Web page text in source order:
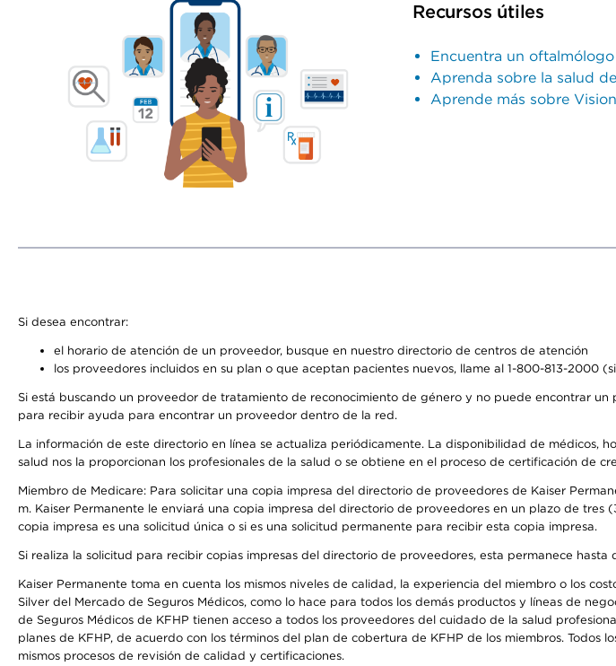
Recursos útiles
Encuentra un
Aprenda sobre la salud
Aprende más sobre
Si desea encontrar:
el horario de atención de un proveedor, busque en nuestro directorio de centros de atención
los proveedores incluidos en su plan o que aceptan pacientes nuevos, llame al 1-800-813-2000
Si está buscando un proveedor de tratamiento de reconocimiento de género y no puede encontrar
para recibir ayuda para encontrar un proveedor dentro de la red.
La información de este directorio en línea se actualiza periódicamente. La disponibilidad de médicos,
salud nos la proporcionan los profesionales de la salud o se obtiene en el proceso de certificación de
Miembro de Medicare: Para solicitar una copia impresa del directorio de proveedores de Kaiser
m. Kaiser Permanente le enviará una copia impresa del directorio de proveedores en un plazo de
copia impresa es una solicitud única o si es una solicitud permanente para recibir esta copia impresa.
Si realiza la solicitud para recibir copias impresas del directorio de proveedores, esta permanece
Kaiser Permanente toma en cuenta los mismos niveles de calidad, la experiencia del miembro o los
Silver del Mercado de Seguros Médicos, como lo hace para todos los demás productos y líneas de
de Seguros Médicos de KFHP tienen acceso a todos los proveedores del cuidado de la salud
planes de KFHP, de acuerdo con los términos del plan de cobertura de KFHP de los miembros.
mismos procesos de revisión de calidad y certificaciones.